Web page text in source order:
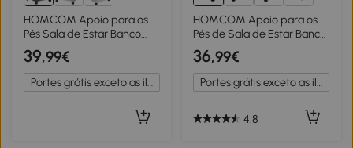
HOMCOM Apoio para os
Pés Sala de Estar Banco
Estofado em Linho com
Bolso Lateral Tampa com
Botões 35x35x35 cm
Cinzento
39,99€
Portes grátis exceto as ilhas
2+
HOMCOM Apoio para os
Pés de Sala de Estar Banco
Retangular com Estrutura
de Madeira para Sala de
Estar 40x30x24 cm Azul
Escuro
36,99€
Portes grátis exceto as ilhas
4.8